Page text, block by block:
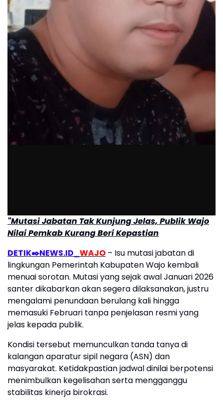
"Mutasi Jabatan Tak Kunjung Jelas, Publik Wajo
Nilai Pemkab Kurang Beri Kepastian
DETIK✒️NEWS.ID_WAJO – Isu mutasi jabatan di
lingkungan Pemerintah Kabupaten Wajo kembali
menuai sorotan. Mutasi yang sejak awal Januari 2026
santer dikabarkan akan segera dilaksanakan, justru
mengalami penundaan berulang kali hingga
memasuki Februari tanpa penjelasan resmi yang
jelas kepada publik.
Kondisi tersebut memunculkan tanda tanya di
kalangan aparatur sipil negara (ASN) dan
masyarakat. Ketidakpastian jadwal dinilai berpotensi
menimbulkan kegelisahan serta mengganggu
stabilitas kinerja birokrasi.